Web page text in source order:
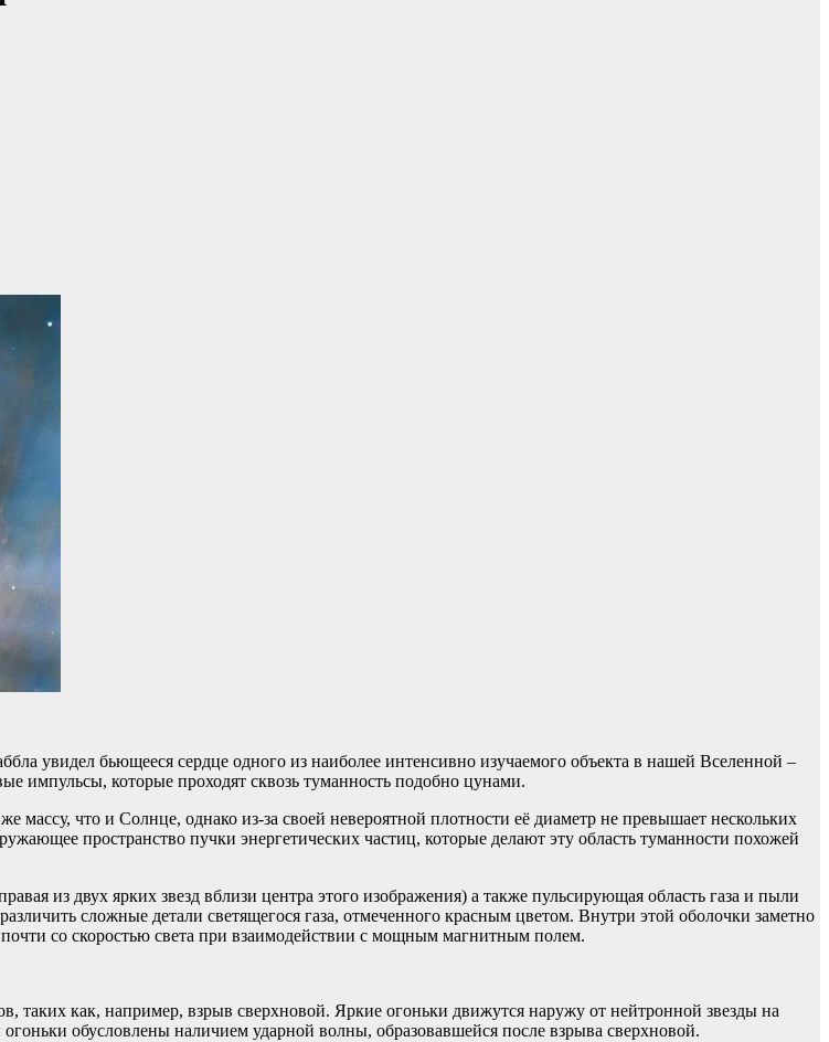
увидел бьющееся сердце одного из наиболее интенсивно изучаемого объекта в нашей Вселенной –
импульсы, которые проходят сквозь туманность подобно цунами.
что и Солнце, однако из-за своей невероятной плотности её диаметр не превышает нескольких
пространство пучки энергетических частиц, которые делают эту область туманности похожей
из двух ярких звезд вблизи центра этого изображения) а также пульсирующая область газа и пыли
сложные детали светящегося газа, отмеченного красным цветом. Внутри этой оболочки заметно
со скоростью света при взаимодействии с мощным магнитным полем.
таких как, например, взрыв сверхновой. Яркие огоньки движутся наружу от нейтронной звезды на
обусловлены наличием ударной волны, образовавшейся после взрыва сверхновой.